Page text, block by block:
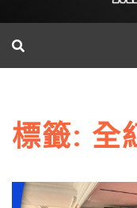
標籤: 全